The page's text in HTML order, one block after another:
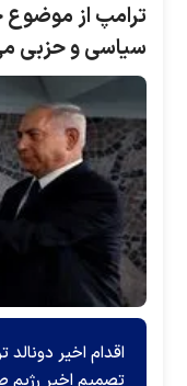
ترامپ از موضوع
سیاسی و حزبی
اقدام اخیر